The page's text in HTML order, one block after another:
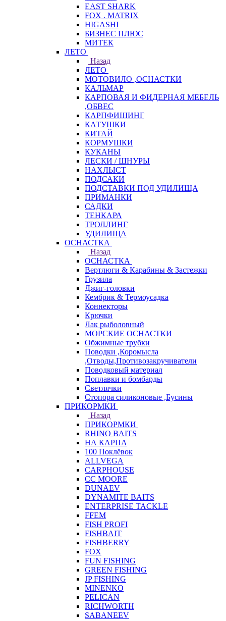
EAST SHARK
FOX . MATRIX
HIGASHI
БИЗНЕС ПЛЮС
МИТЕК
ЛЕТО
Назад
ЛЕТО
МОТОВИЛО ,ОСНАСТКИ
КАЛЬМАР
КАРПОВАЯ И ФИДЕРНАЯ МЕБЕЛЬ
,ОБВЕС
КАРПФИШИНГ
КАТУШКИ
КИТАЙ
КОРМУШКИ
КУКАНЫ
ЛЕСКИ / ШНУРЫ
НАХЛЫСТ
ПОДСАКИ
ПОДСТАВКИ ПОД УДИЛИЩА
ПРИМАНКИ
САДКИ
ТЕНКАРА
ТРОЛЛИНГ
УДИЛИЩА
ОСНАСТКА
Назад
ОСНАСТКА
Вертлюги & Карабины & Застежки
Грузила
Джиг-головки
Кембрик & Термоусадка
Коннекторы
Крючки
Лак рыболовный
МОРСКИЕ ОСНАСТКИ
Обжимные трубки
Поводки ,Коромысла
,Отводы,Противозакручиватели
Поводковый материал
Поплавки и бомбарды
Светлячки
Стопора силиконовые ,Бусины
ПРИКОРМКИ
Назад
ПРИКОРМКИ
RHINO BAITS
НА КАРПА
100 Поклёвок
ALLVEGA
CARPHOUSE
CC MOORE
DUNAEV
DYNAMITE BAITS
ENTERPRISE TACKLE
FFEM
FISH PROFI
FISHBAIT
FISHBERRY
FOX
FUN FISHING
GREEN FISHING
JP FISHING
MINENKO
PELICAN
RICHWORTH
SABANEEV